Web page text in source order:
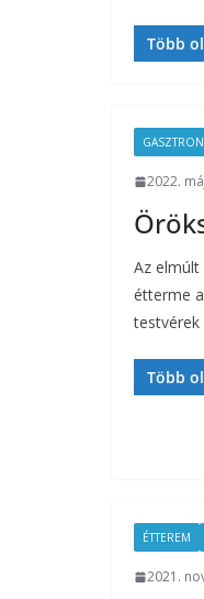
Több
2022.
Az
étterme
testvérek
Több
ÉTTEREM
2021.